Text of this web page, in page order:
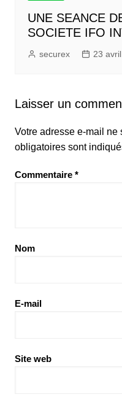
UNE SEANCE
SOCIETE IFO
securex 23
Laisser un
Votre adresse e-mail ne
obligatoires sont
Commentaire *
Nom
E-mail
Site web